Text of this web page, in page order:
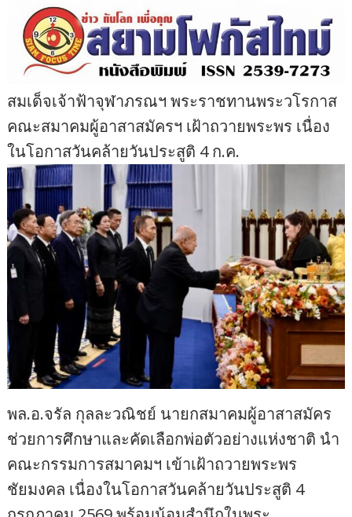
สมเด็จเจ้าฟ้าจุฬาภรณฯ พระราชทานพระวโรกาส
คณะสมาคมผู้อาสาสมัครฯ เฝ้าถวายพระพร เนื่อง
ในโอกาสวันคล้ายวันประสูติ 4 ก.ค.
พล.อ.จรัล กุลละวณิชย์ นายกสมาคมผู้อาสาสมัคร
ช่วยการศึกษาและคัดเลือกพ่อตัวอย่างแห่งชาติ นำ
คณะกรรมการสมาคมฯ เข้าเฝ้าถวายพระพร
ชัยมงคล เนื่องในโอกาสวันคล้ายวันประสูติ 4